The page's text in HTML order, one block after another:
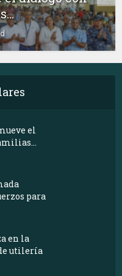
el
para
en la
utilería